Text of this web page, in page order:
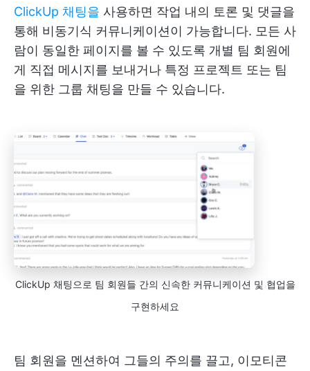
ClickUp 채팅을 사용하면 작업 내의 토론 및 댓글을
통해 비동기식 커뮤니케이션이 가능합니다. 모든 사
람이 동일한 페이지를 볼 수 있도록 개별 팀 회원에
게 직접 메시지를 보내거나 특정 프로젝트 또는 팀
을 위한 그룹 채팅을 만들 수 있습니다.
ClickUp 채팅으로 팀 회원들 간의 신속한 커뮤니케이션 및 협업을
구현하세요
팀 회원을 멘션하여 그들의 주의를 끌고, 이모티콘